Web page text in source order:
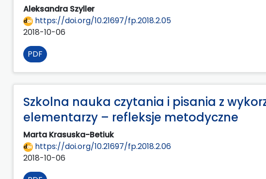
Aleksandra Szyller
https://doi.org/10.21697/fp.2018.2.05
2018-10-06
PDF
Szkolna nauka czytania i pisania z
elementarzy – refleksje metodyczne
Marta Krasuska-Betiuk
https://doi.org/10.21697/fp.2018.2.06
2018-10-06